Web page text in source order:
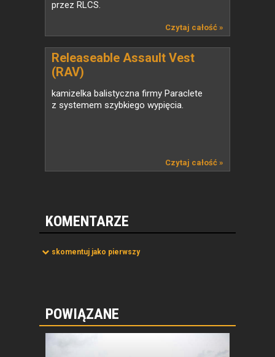
przez RLCS.
Czytaj całość »
Releaseable Assault Vest
(RAV)
kamizelka balistyczna firmy Paraclete
z systemem szybkiego wypięcia.
Czytaj całość »
KOMENTARZE
skomentuj jako pierwszy
POWIĄZANE